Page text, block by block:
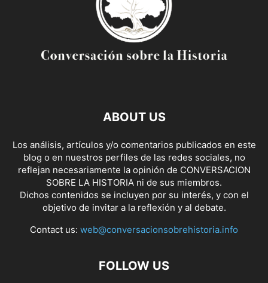
ABOUT US
Los análisis, artículos y/o comentarios publicados en este
blog o en nuestros perfiles de las redes sociales, no
reflejan necesariamente la opinión de CONVERSACION
SOBRE LA HISTORIA ni de sus miembros.
Dichos contenidos se incluyen por su interés, y con el
objetivo de invitar a la reflexión y al debate.
Contact us: web@conversacionsobrehistoria.info
FOLLOW US